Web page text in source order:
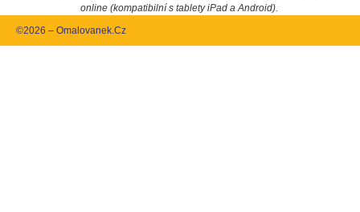
online (kompatibilní s tablety iPad a Android).
©2026 – Omalovanek.Cz